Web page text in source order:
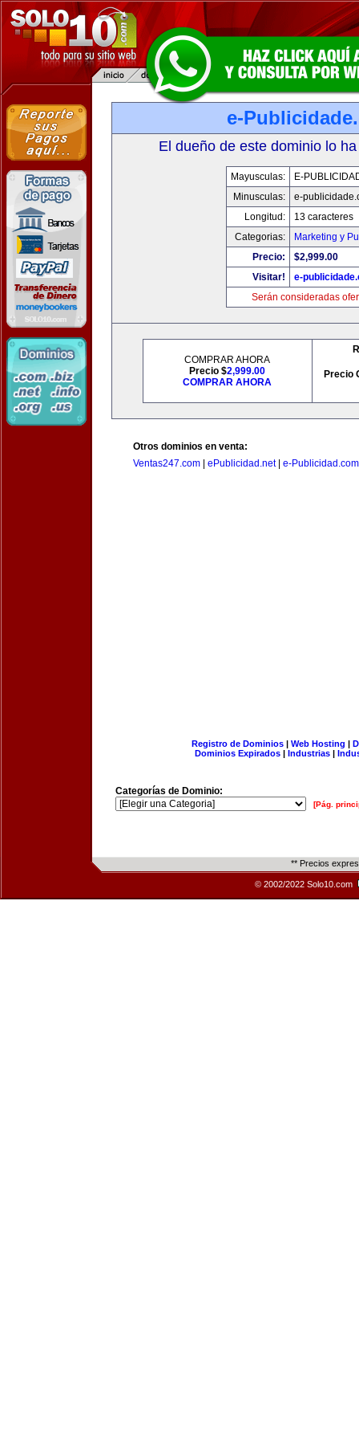
e-
El dueño de este dominio lo
Mayusculas:
E-
Minusculas:
e-
Longitud:
13 caracteres
Categorias:
Marketing y
Precio:
$2,999.00
Visitar!
e-
Serán consideradas
COMPRAR AHORA
Precio $2,999.00
COMPRAR AHORA
Precio
Otros dominios en venta:
Ventas247.com
ePublicidad.net| e-Publicidad.com
Registro de Dominios| Web Hosting |
Dominios Expirados | Industrias |
Categorías de Dominio:
[Pág.
** Precios
© 2002/2022 Solo10.com